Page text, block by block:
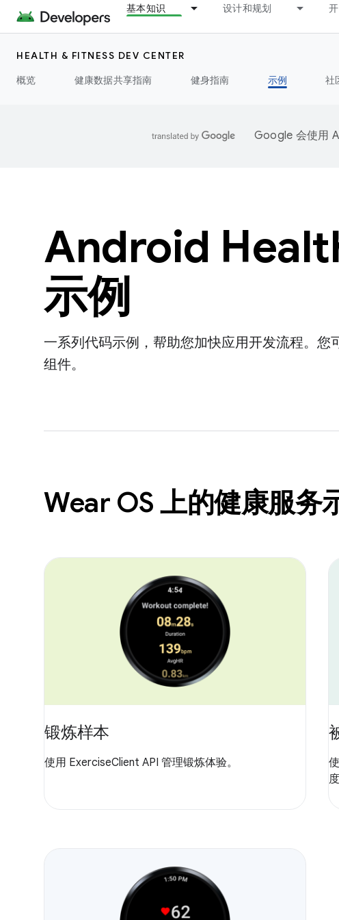
基本知识 设计和规划
HEALTH & FITNESS DEV CENTER
概览
健康数据共享指南 健身指南 示例 社
Google 会使用
Android
示例
一系列代码示例，帮助您加快应用开发流程。
组件。
Wear OS 上的健康服务
锻炼样本
使用 ExerciseClient API 管理锻炼体验。